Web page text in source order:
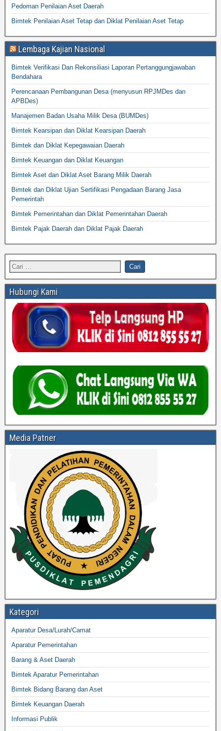
Pedoman Penilaian Aset Daerah
Bimtek Penilaian Aset Tetap dan Diklat Penilaian Aset Tetap
Lembaga Kajian Nasional
Bimtek Verifikasi Dan Rekonsiliasi Laporan Pertanggungjawaban
Bendahara
Perencanaan Pembangunan Desa (menyusun RPJMDes dan
APBDes)
Manajemen Badan Usaha Milik Desa (BUMDes)
Bimtek Kearsipan dan Diklat Kearsipan Daerah
Bimtek dan Diklat Kepegawaian Daerah
Bimtek Keuangan dan Diklat Keuangan
Bimtek Aset dan Diklat Aset Barang Milik Daerah
Bimtek dan Diklat Ujian Sertifikasi Pengadaan Barang Jasa
Pemerintah
Bimtek Pemerintahan dan Diklat Pemerintahan Daerah
Bimtek Pajak Daerah dan Diklat Pajak Daerah
Hubungi Kami
Media Patner
Kategori
Aparatur Desa/Lurah/Camat
Aparatur Pemerintahan
Barang & Aset Daerah
Bimtek Aparatur Pemerintahan
Bimtek Bidang Barang dan Aset
Bimtek Keuangan Daerah
Informasi Publik